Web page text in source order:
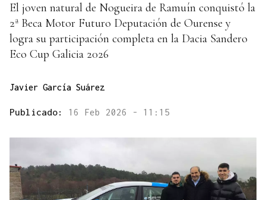
El joven natural de Nogueira de Ramuín conquistó la
2ª Beca Motor Futuro Deputación de Ourense y
logra su participación completa en la Dacia Sandero
Eco Cup Galicia 2026
Javier García Suárez
Publicado: 16 Feb 2026 - 11:15